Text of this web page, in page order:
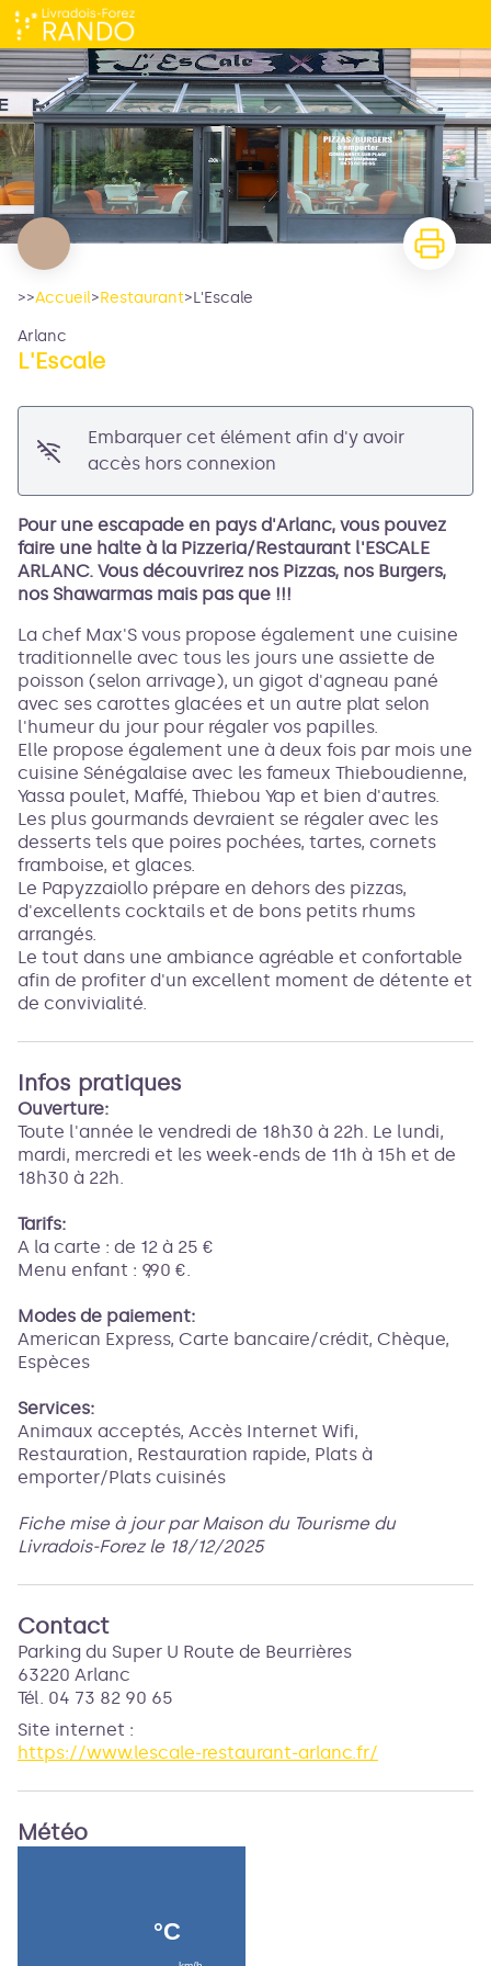
L'Escale
>>Accueil>Restaurant>L'Escale
Arlanc
L'Escale
Embarquer cet élément afin d'y avoir
accès hors connexion
Pour une escapade en pays d'Arlanc, vous pouvez
faire une halte à la Pizzeria/Restaurant l'ESCALE
ARLANC. Vous découvrirez nos Pizzas, nos Burgers,
nos Shawarmas mais pas que !!!
La chef Max'S vous propose également une cuisine
traditionnelle avec tous les jours une assiette de
poisson (selon arrivage), un gigot d'agneau pané
avec ses carottes glacées et un autre plat selon
l'humeur du jour pour régaler vos papilles.
Elle propose également une à deux fois par mois une
cuisine Sénégalaise avec les fameux Thieboudienne,
Yassa poulet, Maffé, Thiebou Yap et bien d'autres.
Les plus gourmands devraient se régaler avec les
desserts tels que poires pochées, tartes, cornets
framboise, et glaces.
Le Papyzzaiollo prépare en dehors des pizzas,
d'excellents cocktails et de bons petits rhums
arrangés.
Le tout dans une ambiance agréable et confortable
afin de profiter d'un excellent moment de détente et
de convivialité.
Infos pratiques
Ouverture:
Toute l'année le vendredi de 18h30 à 22h. Le lundi,
mardi, mercredi et les week-ends de 11h à 15h et de
18h30 à 22h.
Tarifs:
A la carte : de 12 à 25 €
Menu enfant : 9,90 €.
Modes de paiement:
American Express, Carte bancaire/crédit, Chèque,
Espèces
Services:
Animaux acceptés, Accès Internet Wifi,
Restauration, Restauration rapide, Plats à
emporter/Plats cuisinés
Fiche mise à jour par Maison du Tourisme du
Livradois-Forez le 18/12/2025
Contact
Parking du Super U Route de Beurrières
63220 Arlanc
Tél. 04 73 82 90 65
Site internet :
https://www.lescale-restaurant-arlanc.fr/
Météo